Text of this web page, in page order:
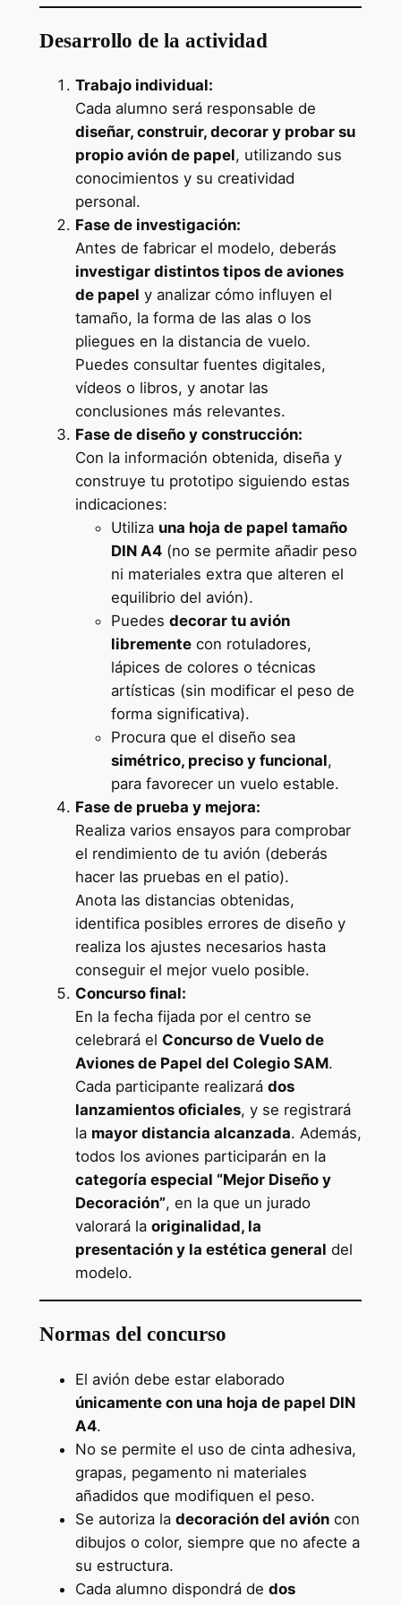
Desarrollo de la actividad
Trabajo individual:
Cada alumno será responsable de
diseñar, construir, decorar y probar su
propio avión de papel, utilizando sus
conocimientos y su creatividad
personal.
Fase de investigación:
Antes de fabricar el modelo, deberás
investigar distintos tipos de aviones
de papel y analizar cómo influyen el
tamaño, la forma de las alas o los
pliegues en la distancia de vuelo.
Puedes consultar fuentes digitales,
vídeos o libros, y anotar las
conclusiones más relevantes.
Fase de diseño y construcción:
Con la información obtenida, diseña y
construye tu prototipo siguiendo estas
indicaciones:
Utiliza una hoja de papel tamaño
DIN A4(no se permite añadir peso
ni materiales extra que alteren el
equilibrio del avión).
Puedes decorar tu avión
librementecon rotuladores,
lápices de colores o técnicas
artísticas (sin modificar el peso de
forma significativa).
Procura que el diseño sea
simétrico, preciso y funcional,
para favorecer un vuelo estable.
Fase de prueba y mejora:
Realiza varios ensayos para comprobar
el rendimiento de tu avión (deberás
hacer las pruebas en el patio).
Anota las distancias obtenidas,
identifica posibles errores de diseño y
realiza los ajustes necesarios hasta
conseguir el mejor vuelo posible.
Concurso final:
En la fecha fijada por el centro se
celebrará el Concurso de Vuelo de
Aviones de Papel del Colegio SAM.
Cada participante realizará dos
lanzamientos oficiales, y se registrará
la mayor distancia alcanzada. Además,
todos los aviones participarán en la
categoría especial “Mejor Diseño y
Decoración”, en la que un jurado
valorará la originalidad, la
presentación y la estética general del
modelo.
Normas del concurso
El avión debe estar elaborado
únicamente con una hoja de papel DIN
A4.
No se permite el uso de cinta adhesiva,
grapas, pegamento ni materiales
añadidos que modifiquen el peso.
Se autoriza la decoración del avióncon
dibujos o color, siempre que no afecte a
su estructura.
Cada alumno dispondrá de dos